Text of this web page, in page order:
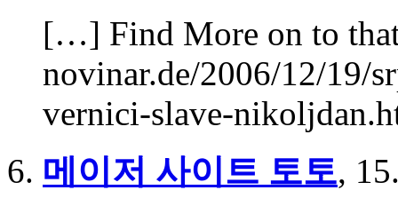
[…] Find More on to
novinar.de/2006/12/19/
vernici-slave-
메이저 사이트 토토,